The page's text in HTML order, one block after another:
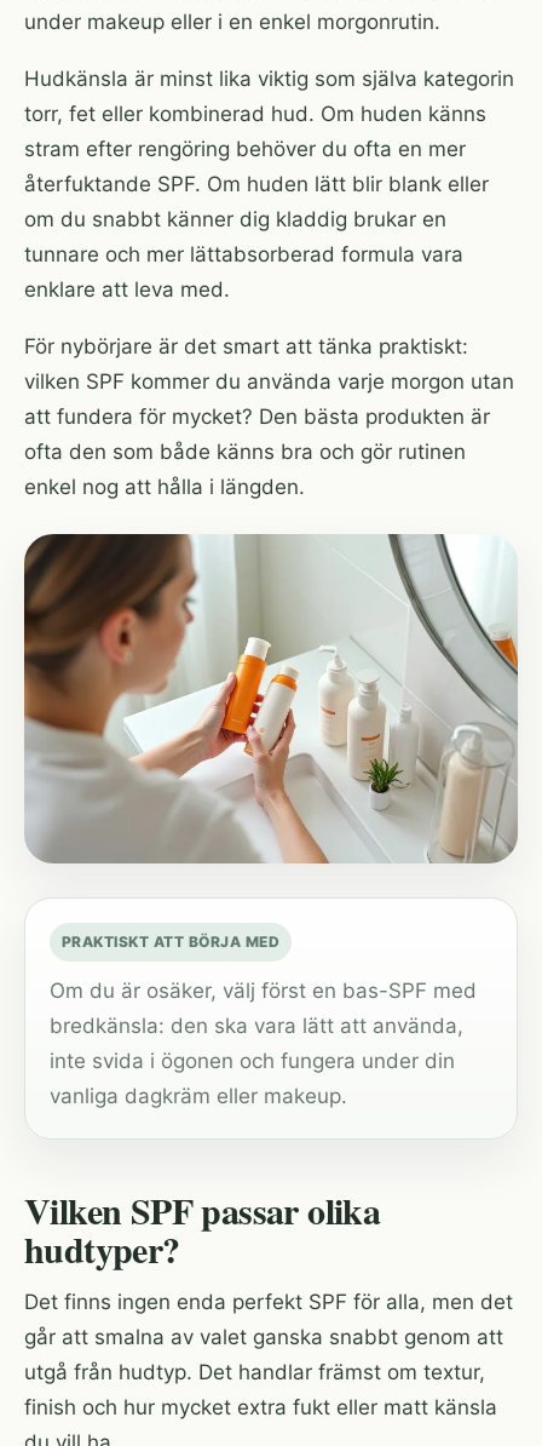
under makeup eller i en enkel morgonrutin.
Hudkänsla är minst lika viktig som själva kategorin
torr, fet eller kombinerad hud. Om huden känns
stram efter rengöring behöver du ofta en mer
återfuktande SPF. Om huden lätt blir blank eller
om du snabbt känner dig kladdig brukar en
tunnare och mer lättabsorberad formula vara
enklare att leva med.
För nybörjare är det smart att tänka praktiskt:
vilken SPF kommer du använda varje morgon utan
att fundera för mycket? Den bästa produkten är
ofta den som både känns bra och gör rutinen
enkel nog att hålla i längden.
PRAKTISKT ATT BÖRJA MED
Om du är osäker, välj först en bas-SPF med
bredkänsla: den ska vara lätt att använda,
inte svida i ögonen och fungera under din
vanliga dagkräm eller makeup.
Vilken SPF passar olika
hudtyper?
Det finns ingen enda perfekt SPF för alla, men det
går att smalna av valet ganska snabbt genom att
utgå från hudtyp. Det handlar främst om textur,
finish och hur mycket extra fukt eller matt känsla